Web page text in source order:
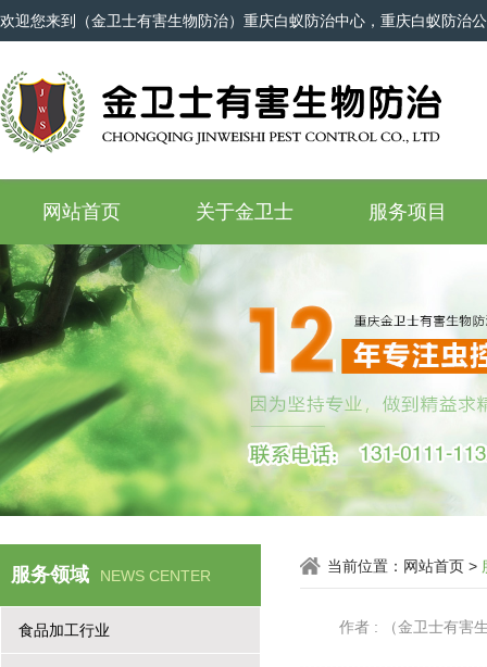
欢迎您来到（金卫士有害生物防治）重庆白蚁防治中心，重庆白蚁防治
网站首页 关于金卫士 服务项目
服务领域 NEWS CENTER
食品加工行业
当前位置： 网站首页 >
作者 : （金卫士有害